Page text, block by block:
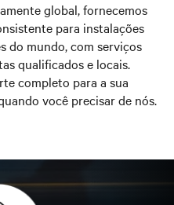
global, fornecemos
para instalações
do mundo, com serviços
qualificados e locais.
completo para a sua
você precisar de nós.